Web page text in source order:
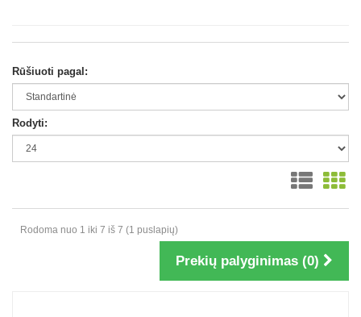
Rūšiuoti pagal:
Rodyti:
Rodoma nuo 1 iki 7 iš 7 (1 puslapių)
Prekių palyginimas (0)